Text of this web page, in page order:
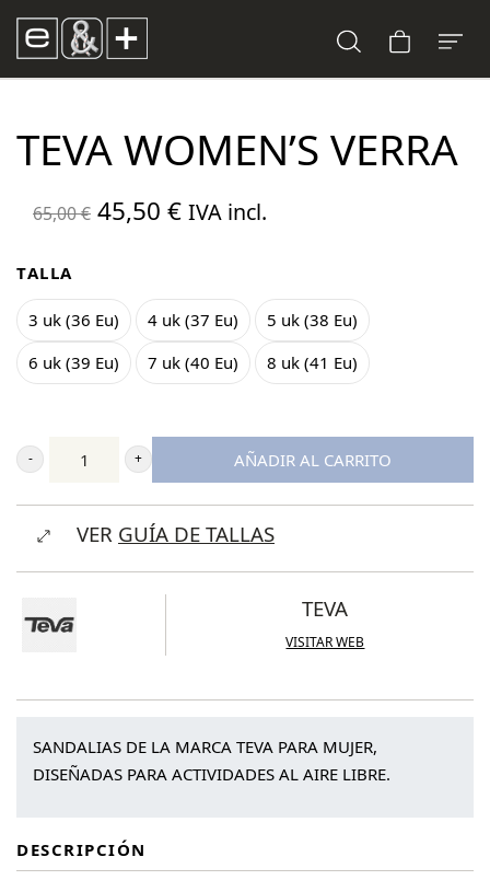
TEVA WOMEN’S VERRA
65,00€ El
era:
65,00 €.
45,50 €El
es:
45,50 €.
IVA incl.
TALLA
3 uk (36 Eu) 4 uk (37 Eu)
5 uk (38 Eu)
6 uk (39 Eu)
7 uk (40 Eu) 8 uk (41 Eu)
Teva
Women's
Verra
AÑADIR AL CARRITO
VER GUÍA DE TALLAS
TEVA
VISITAR WEB
SANDALIAS DE LA MARCA TEVA PARA MUJER,
DISEÑADAS PARA ACTIVIDADES AL AIRE LIBRE.
DESCRIPCIÓN